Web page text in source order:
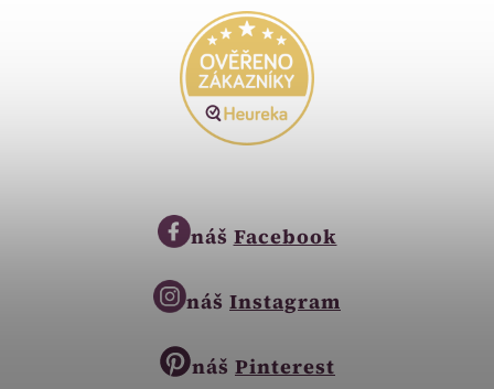
náš Facebook
náš Instagram
náš Pinterest